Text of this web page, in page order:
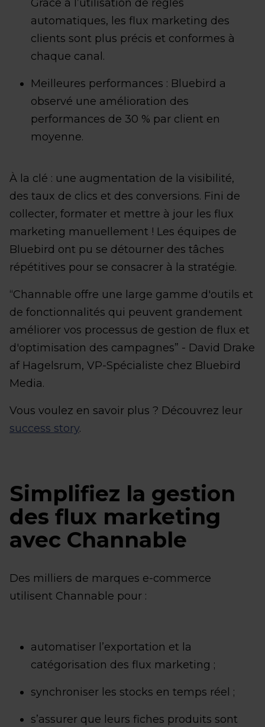
Grâce à l’utilisation de règles
automatiques, les flux marketing des
clients sont plus précis et conformes à
chaque canal.
Meilleures performances : Bluebird a
observé une amélioration des
performances de 30 % par client en
moyenne.
À la clé : une augmentation de la visibilité,
des taux de clics et des conversions. Fini de
collecter, formater et mettre à jour les flux
marketing manuellement ! Les équipes de
Bluebird ont pu se détourner des tâches
répétitives pour se consacrer à la stratégie.
“Channable offre une large gamme d'outils et
de fonctionnalités qui peuvent grandement
améliorer vos processus de gestion de flux et
d'optimisation des campagnes” - David Drake
af Hagelsrum, VP-Spécialiste chez Bluebird
Media.
Vous voulez en savoir plus ? Découvrez leur
success story.
Simplifiez la gestion
des flux marketing
avec Channable
Des milliers de marques e-commerce
utilisent Channable pour :
automatiser l’exportation et la
catégorisation des flux marketing ;
synchroniser les stocks en temps réel ;
s’assurer que leurs fiches produits sont